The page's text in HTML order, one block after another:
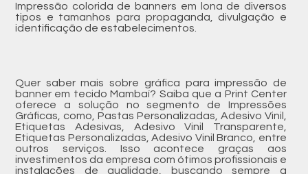
Impressão colorida de banners em lona de diversos
tipos e tamanhos para propaganda, divulgação e
identificação de estabelecimentos.
Quer saber mais sobre gráfica para impressão de
banner em tecido Mambaí? Saiba que a Print Center
oferece a solução no segmento de Impressões
Gráficas, como, Pastas Personalizadas, Adesivo Vinil,
Etiquetas Adesivas, Adesivo Vinil Transparente,
Etiquetas Personalizadas, Adesivo Vinil Branco, entre
outros serviços. Isso acontece graças aos
investimentos da empresa com ótimos profissionais e
instalações de qualidade, buscando sempre a